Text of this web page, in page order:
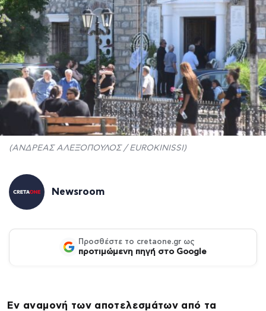
(ΑΝΔΡΕΑΣ ΑΛΕΞΟΠΟΥΛΟΣ / EUROKINISSI)
Newsroom
Προσθέστε το cretaone.gr ως
προτιμώμενη πηγή στο Google
Εν αναμονή των αποτελεσμάτων από τα